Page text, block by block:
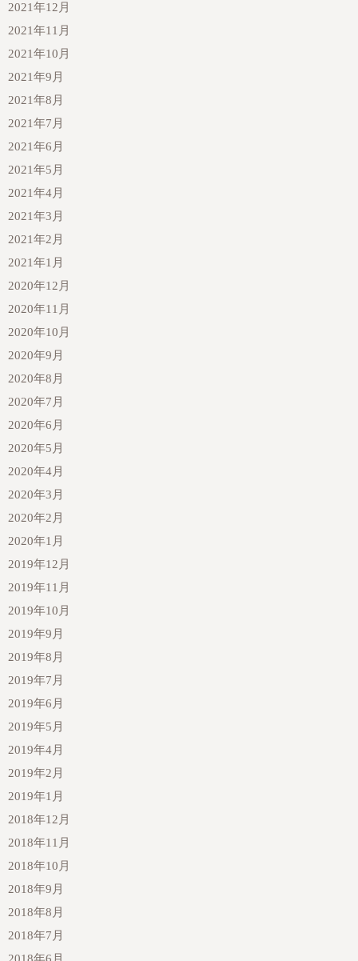
2021年12月
2021年11月
2021年10月
2021年9月
2021年8月
2021年7月
2021年6月
2021年5月
2021年4月
2021年3月
2021年2月
2021年1月
2020年12月
2020年11月
2020年10月
2020年9月
2020年8月
2020年7月
2020年6月
2020年5月
2020年4月
2020年3月
2020年2月
2020年1月
2019年12月
2019年11月
2019年10月
2019年9月
2019年8月
2019年7月
2019年6月
2019年5月
2019年4月
2019年2月
2019年1月
2018年12月
2018年11月
2018年10月
2018年9月
2018年8月
2018年7月